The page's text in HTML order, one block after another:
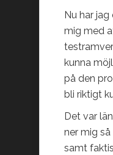
Nu har
mig med
kunna
på den
bli riktigt
Det var
ner mig
samt